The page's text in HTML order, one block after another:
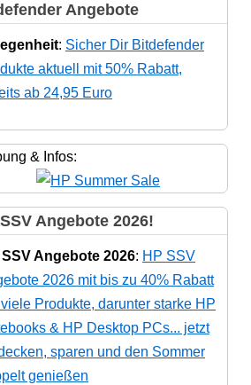
Angebote
: Sicher Dir Bitdefender
aktuell mit 50% Rabatt,
ab 24,95 Euro
& Infos:
Angebote 2026!
SSV Angebote 2026: HP SSV
2026 mit bis zu 40% Rabatt
Produkte, darunter starke HP
& HP Desktop PCs... jetzt
sparen und den Sommer
genießen